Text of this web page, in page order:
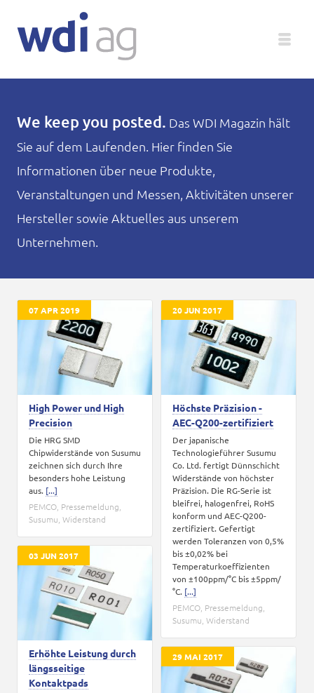
Unternehmen
Produkte
Service
Magazin
Karriere
Kontakt
We keep you posted. Das WDI Magazin hält
Sie auf dem Laufenden. Hier finden Sie
Informationen über neue Produkte,
Veranstaltungen und Messen, Aktivitäten unserer
Hersteller sowie Aktuelles aus unserem
Unternehmen.
07 APR 2019
High Power und High
Precision
Die HRG SMD
Chipwiderstände von Susumu
zeichnen sich durch Ihre
besonders hohe Leistung
aus. [...]
PEMCO Pressemeldung
Susumu Widerstand
20 JUN 2017
Höchste Präzision -
AEC-Q200-zertifiziert
Der japanische
Technologieführer Susumu
Co. Ltd. fertigt Dünnschicht
Widerstände von höchster
Präzision. Die RG-Serie ist
bleifrei, halogenfrei, RoHS
konform und AEC-Q200-
zertifiziert. Gefertigt
werden Toleranzen von 0,5%
bis ±0,02% bei
Temperaturkoeffizienten
von ±100ppm/°C bis ±5ppm/
°C. [...]
PEMCO Pressemeldung
Susumu Widerstand
03 JUN 2017
Erhöhte Leistung durch
längsseitige
Kontaktpads
29 MAI 2017